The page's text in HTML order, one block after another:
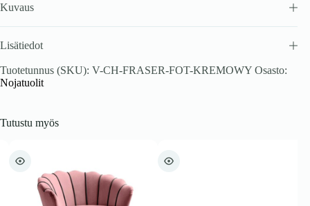
Kuvaus
Lisätiedot
Tuotetunnus (SKU): V-CH-FRASER-FOT-KREMOWY Osasto:
Nojatuolit
Tutustu myös